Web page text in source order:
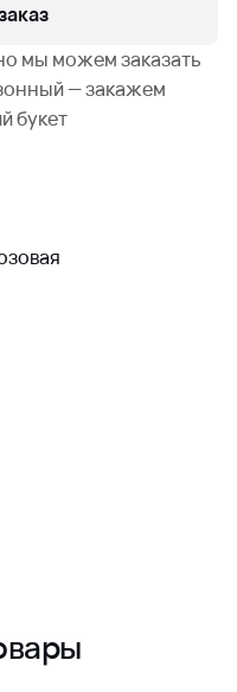
мы можем заказать
— закажем
букет